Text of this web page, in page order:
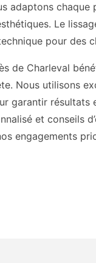
adaptons
Le
pour des
de Charleval
Nous utilisons
garantir
et conseils
engagements